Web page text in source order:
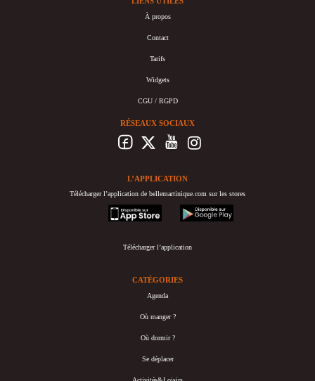
À propos
Contact
Tarifs
Widgets
CGU / RGPD
RÉSEAUX SOCIAUX
L’APPLICATION
Télécharger l’application de bellemartinique.com sur les stores
appstore
googleplay
Télécharger l’application
CATÉGORIES
Agenda
Où manger ?
Où dormir ?
Se déplacer